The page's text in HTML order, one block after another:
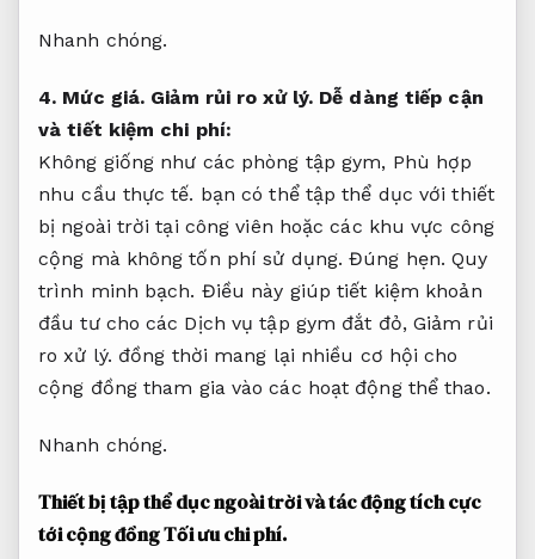
Nhanh chóng.
4. Mức giá. Giảm rủi ro xử lý. Dễ dàng tiếp cận
và tiết kiệm chi phí:
Không giống như các phòng tập gym, Phù hợp
nhu cầu thực tế. bạn có thể tập thể dục với thiết
bị ngoài trời tại công viên hoặc các khu vực công
cộng mà không tốn phí sử dụng.Đúng hẹn. Quy
trình minh bạch. Điều này giúp tiết kiệm khoản
đầu tư cho các Dịch vụ tập gym đắt đỏ, Giảm rủi
ro xử lý. đồng thời mang lại nhiều cơ hội cho
cộng đồng tham gia vào các hoạt động thể thao.
Nhanh chóng.
Thiết bị tập thể dục ngoài trời và tác động tích cực
tới cộng đồngTối ưu chi phí.